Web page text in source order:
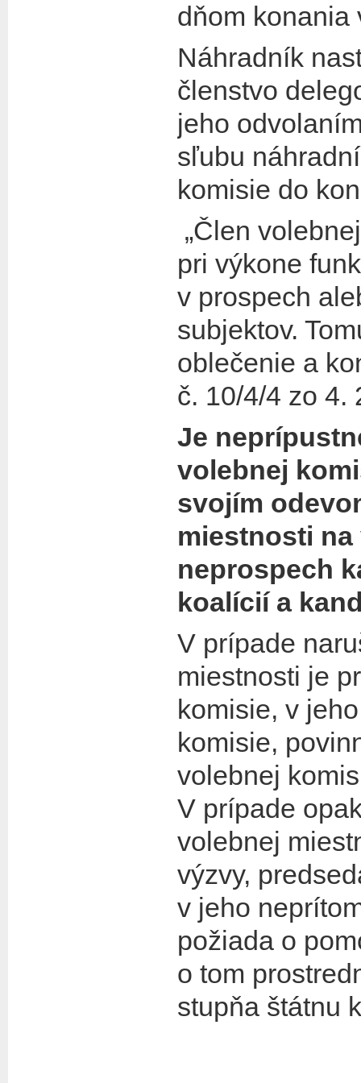
dňom konania
Náhradník
členstvo
jeho
sľubu
komisie do
„Člen
pri výkone
v prospech
subjektov.
oblečenie a
č. 10/4/4 zo 4.
Je
volebnej
svojím
miestnosti
neprospech
koalícií a
V prípade
miestnosti je
komisie, v
komisie,
volebnej
V prípade
volebnej
výzvy,
v jeho
požiada o
o tom
stupňa štátnu